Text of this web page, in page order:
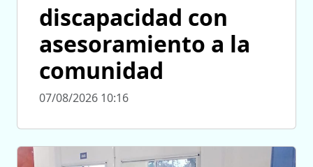
discapacidad con
asesoramiento a la
comunidad
07/08/2026 10:16